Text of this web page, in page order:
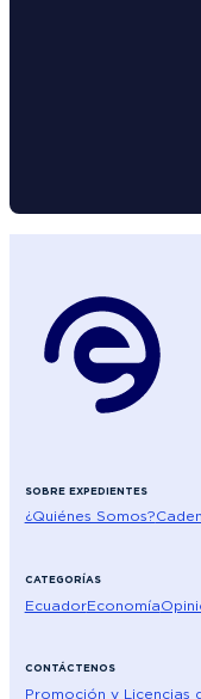
SOBRE EXPEDIENTES
¿Quiénes Somos?
CATEGORÍAS
EcuadorEconomía
CONTÁCTENOS
Promoción y Licencias